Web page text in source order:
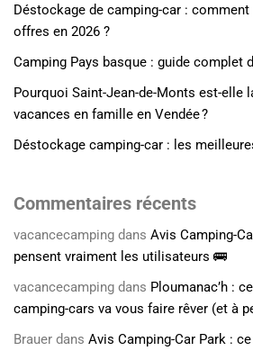
Déstockage de camping-car :
offres en 2026 ?
Camping Pays basque : guide complet
Pourquoi Saint-Jean-de-Monts est-elle
vacances en famille en Vendée ?
Déstockage camping-car : les
Commentaires récents
vacancecamping dans Avis Camping-
pensent vraiment les utilisateurs 🚌
vacancecamping dans Ploumanac’h :
camping-cars va vous faire rêver (et à
Brauer dans Avis Camping-Car Park :